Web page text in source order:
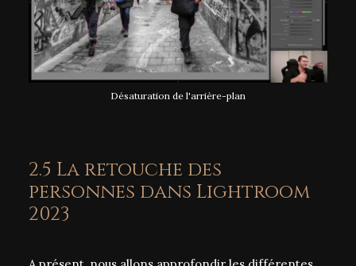
Désaturation de l'arrière-plan
2.5 La retouche des
personnes dans Lightroom
2023